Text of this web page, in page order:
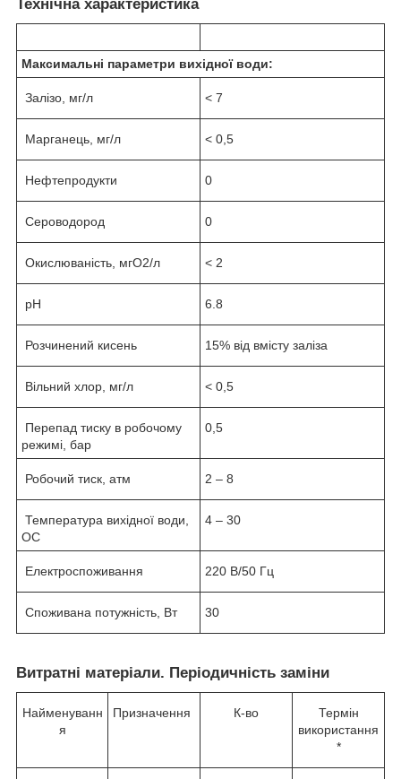
Технічна характеристика
Максимальні параметри вихідної води:
Залізо, мг/л < 7
Марганець, мг/л < 0,5
Нефтепродукти 0
Сероводород 0
Окислюваність, мгО2/л < 2
рН 6.8
Розчинений кисень 15% від вмісту заліза
Вільний хлор, мг/л < 0,5
Перепад тиску в робочому
режимі, бар
0,5
Робочий тиск, атм 2 – 8
Температура вихідної води,
ОС
4 – 30
Електроспоживання 220 В/50 Гц
Споживана потужність, Вт 30
Витратні матеріали. Періодичність заміни
Найменуванн
я
Призначення К-во
Термін
використання
*